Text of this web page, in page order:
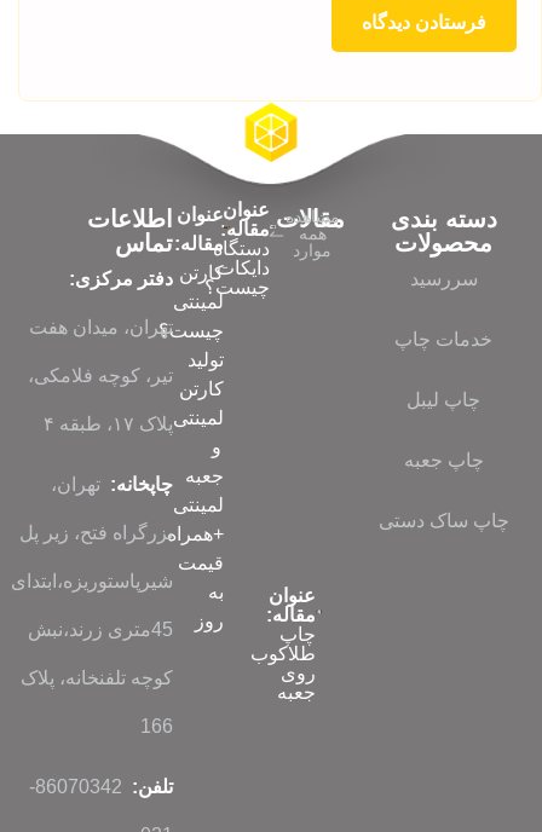
دسته بندی
محصولات
سررسید
خدمات چاپ
چاپ لیبل
چاپ جعبه
چاپ ساک دستی
مقالات
مشاهده
همه
موارد
عنوان
مقاله:
چاپ
طلاکوب
روی
جعبه
عنوان
مقاله:
دستگاه
دایکات
چیست؟
عنوان
مقاله:
کارتن
لمینتی
چیست؟
تولید
کارتن
لمینتی
و
جعبه
لمینتی
+همراه
قیمت
به
روز
اطلاعات
تماس
دفتر مرکزی:
تهران، میدان هفت
تیر، کوچه فلامکی،
پلاک ۱۷، طبقه ۴
چاپخانه: تهران،
بزرگراه فتح، زیر پل
شیرپاستوریزه،ابتدای
45متری زرند،نبش
کوچه تلفنخانه، پلاک
166
تلفن: 86070342-